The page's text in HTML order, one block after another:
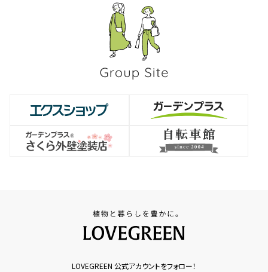
LOVEGREEN 公式アカウントをフォロー！